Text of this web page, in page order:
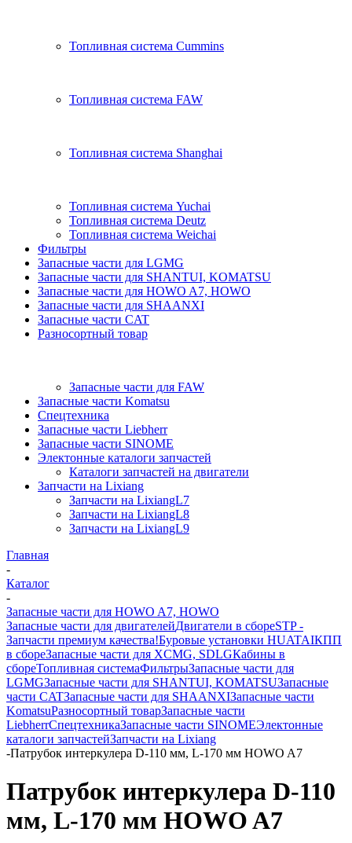
Топливная система Cummins
Топливная система FAW
Топливная система Shanghai
Топливная система Yuchai
Топливная система Deutz
Топливная система Weichai
Фильтры
Запасные части для LGMG
Запасные части для SHANTUI, KOMATSU
Запасные части для HOWO A7, HOWO
Запасные части для SHAANXI
Запасные части CAT
Разносортный товар
Запасные части для FAW
Запасные части Komatsu
Спецтехника
Запасные части Liebherr
Запасные части SINOME
Электонные каталоги запчастей
Каталоги запчастей на двигатели
Запчасти на Lixiang
Запчасти на LixiangL7
Запчасти на LixiangL8
Запчасти на LixiangL9
Главная
-
Каталог
-
Запасные части для HOWO A7, HOWO
Запасные части для двигателейДвигатели в сбореSTP -
Запчасти премиум качества!Буровые установки HUATAIКПП
в сбореЗапасные части для XCMG, SDLGКабины в
сбореТопливная системаФильтрыЗапасные части для
LGMGЗапасные части для SHANTUI, KOMATSUЗапасные
части CATЗапасные части для SHAANXIЗапасные части
KomatsuРазносортный товарЗапасные части
LiebherrСпецтехникаЗапасные части SINOMEЭлектонные
каталоги запчастейЗапчасти на Lixiang
-Патрубок интеркулера D-110 мм, L-170 мм HOWO A7
Патрубок интеркулера D-110
мм, L-170 мм HOWO A7